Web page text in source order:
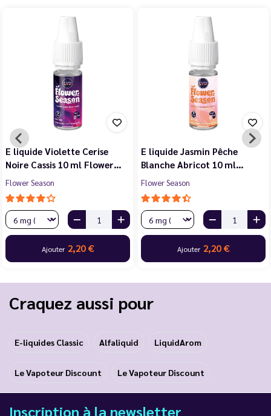
E liquide Violette Cerise
Noire Cassis 10 ml Flower…
Flower Season
Ajouter 2,20 €
E liquide Jasmin Pêche
Blanche Abricot 10 ml…
Flower Season
Ajouter 2,20 €
Craquez aussi pour
E-liquides Classic Alfaliquid LiquidArom
Le Vapoteur Discount Le Vapoteur Discount
Inscription à la newsletter